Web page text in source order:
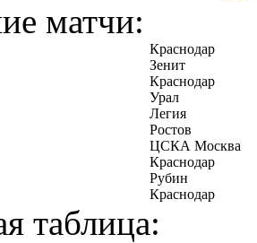
матчи:
Краснодар
Зенит
Краснодар
Урал
Легия
Ростов
ЦСКА Москва
Краснодар
Рубин
Краснодар
таблица: